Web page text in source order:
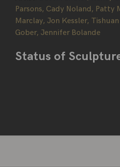
Parsons, Cady Noland, Patty
Marclay, Jon Kessler,
Gober, Jennifer Bolande
Status of